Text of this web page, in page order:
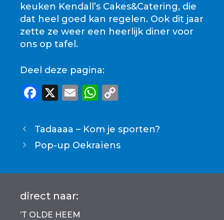
keuken Kendall’s Cakes&Catering, die
dat heel goed kan regelen. Ook dit jaar
zette ze weer een heerlijk diner voor
ons op tafel.
Deel deze pagina:
F
c
e
b
o
o
k
X
E
ai
l
W
a
ts
p
p
y
n
Tadaaaa – Kom je sporten?
Pop-up Oekraïens
direct naar:
’T OLDE HEEM